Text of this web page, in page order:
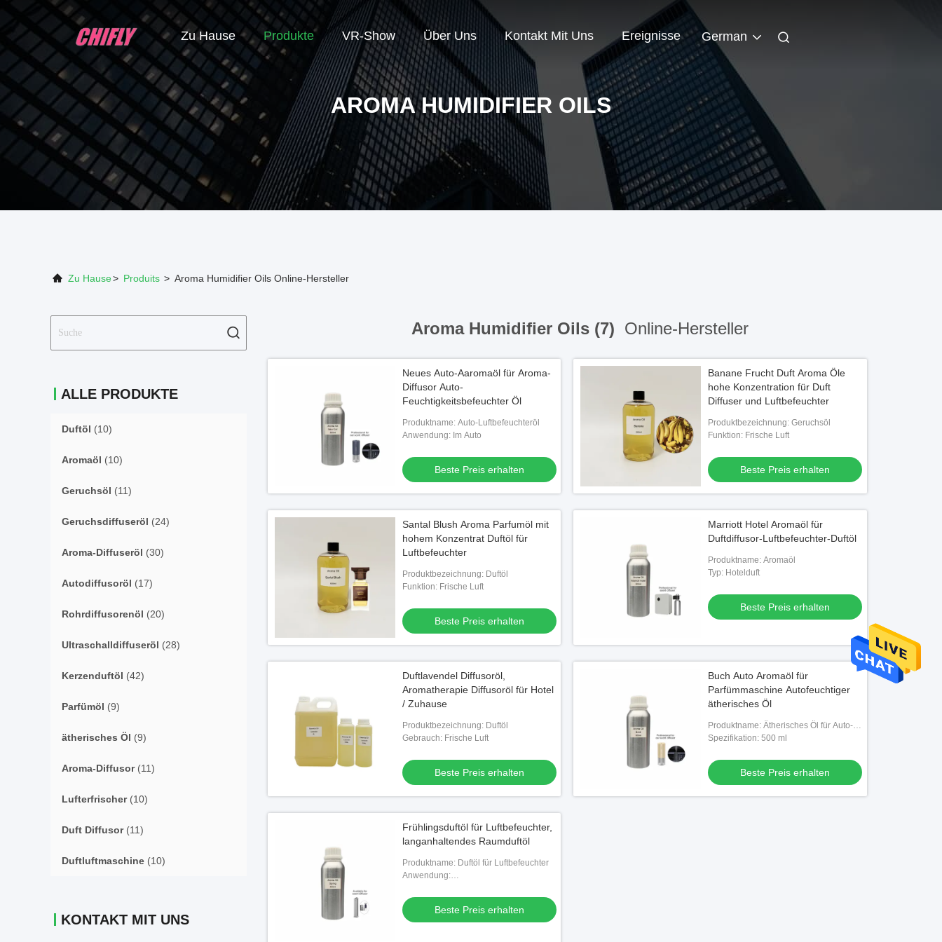
Zu Hause Produkte VR-Show Über Uns Kontakt Mit Uns Ereignisse German
AROMA HUMIDIFIER OILS
Zu Hause> Produits > Aroma Humidifier Oils Online-Hersteller
ALLE PRODUKTE
Duftöl (10)
Aromaöl (10)
Geruchsöl (11)
Geruchsdiffuseröl (24)
Aroma-Diffuseröl (30)
Autodiffusoröl (17)
Rohrdiffusorenöl (20)
Ultraschalldiffuseröl (28)
Kerzenduftöl (42)
Parfümöl (9)
ätherisches Öl (9)
Aroma-Diffusor(11)
Lufterfrischer(10)
Duft Diffusor(11)
Duftluftmaschine (10)
KONTAKT MIT UNS
Aroma Humidifier Oils (7) Online-Hersteller
Neues Auto-Aaromaöl für Aroma-
Diffusor Auto-
Feuchtigkeitsbefeuchter Öl
Produktname: Auto-Luftbefeuchteröl
Anwendung: Im Auto
Beste Preis erhalten
Banane Frucht Duft Aroma Öle
hohe Konzentration für Duft
Diffuser und Luftbefeuchter
Produktbezeichnung: Geruchsöl
Funktion: Frische Luft
Beste Preis erhalten
Santal Blush Aroma Parfumöl mit
hohem Konzentrat Duftöl für
Luftbefeuchter
Produktbezeichnung: Duftöl
Funktion: Frische Luft
Beste Preis erhalten
Marriott Hotel Aromaöl für
Duftdiffusor-Luftbefeuchter-Duftöl
Produktname: Aromaöl
Typ: Hotelduft
Beste Preis erhalten
Duftlavendel Diffusoröl,
Aromatherapie Diffusoröl für Hotel
/ Zuhause
Produktbezeichnung: Duftöl
Gebrauch: Frische Luft
Beste Preis erhalten
Buch Auto Aromaöl für
Parfümmaschine Autofeuchtiger
ätherisches Öl
Produktname: Ätherisches Öl für Auto-
Luftbefeuchter
Spezifikation: 500 ml
Beste Preis erhalten
Frühlingsduftöl für Luftbefeuchter,
langanhaltendes Raumduftöl
Produktname: Duftöl für Luftbefeuchter
Anwendung:
Beste Preis erhalten